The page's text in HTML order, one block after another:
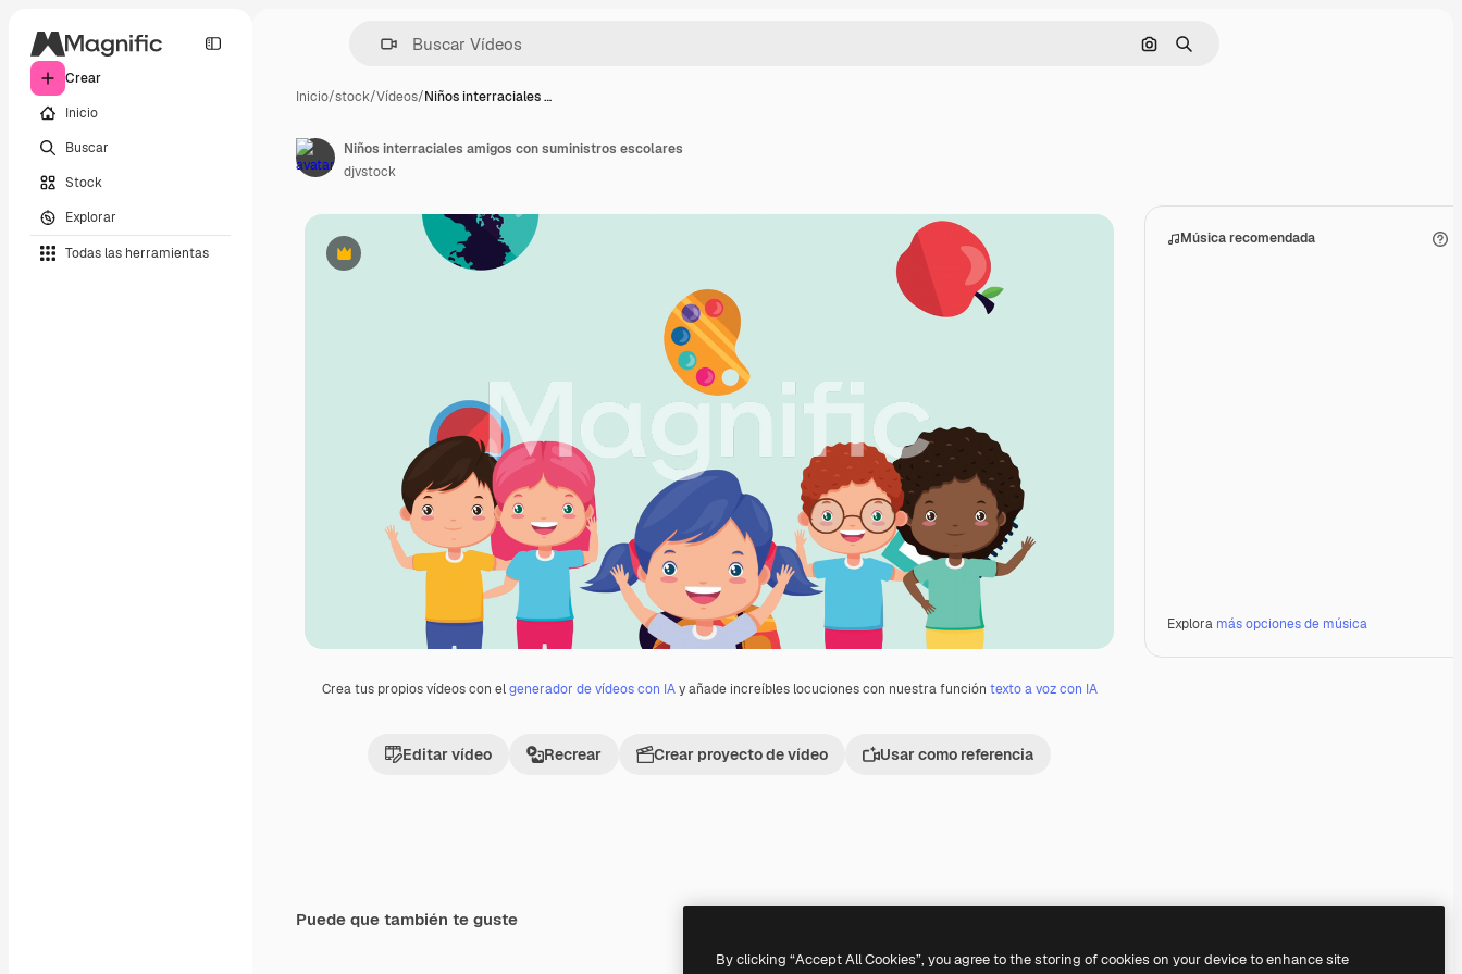
Crear
Inicio
Buscar
Stock
Explorar
Todas las herramientas
Buscar por imagen
Buscar
Inicio/stock/Vídeos/Niños interraciales …
Premium
Crea tus propios vídeos con elgenerador de vídeos con IAy añade increíbles locuciones con nuestra función texto a voz con IA
Editar vídeo Recrear Crear proyecto de vídeo Usar como referencia
Música recomendada
Explora más opciones de música
Niños interraciales amigos con suministros escolares
djvstock
Puede que también te guste
By clicking “Accept All Cookies”, you agree to the storing of cookies on your device to enhance site